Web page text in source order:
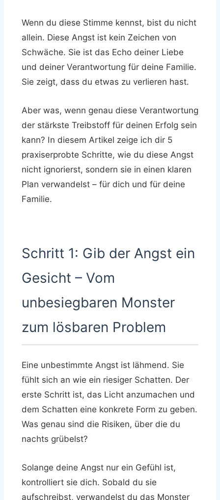
Wenn du diese Stimme kennst, bist du nicht
allein. Diese Angst ist kein Zeichen von
Schwäche. Sie ist das Echo deiner Liebe
und deiner Verantwortung für deine Familie.
Sie zeigt, dass du etwas zu verlieren hast.
Aber was, wenn genau diese Verantwortung
der stärkste Treibstoff für deinen Erfolg sein
kann? In diesem Artikel zeige ich dir 5
praxiserprobte Schritte, wie du diese Angst
nicht ignorierst, sondern sie in einen klaren
Plan verwandelst – für dich und für deine
Familie.
Schritt 1: Gib der Angst ein
Gesicht – Vom
unbesiegbaren Monster
zum lösbaren Problem
Eine unbestimmte Angst ist lähmend. Sie
fühlt sich an wie ein riesiger Schatten. Der
erste Schritt ist, das Licht anzumachen und
dem Schatten eine konkrete Form zu geben.
Was genau sind die Risiken, über die du
nachts grübelst?
Solange deine Angst nur ein Gefühl ist,
kontrolliert sie dich. Sobald du sie
aufschreibst, verwandelst du das Monster